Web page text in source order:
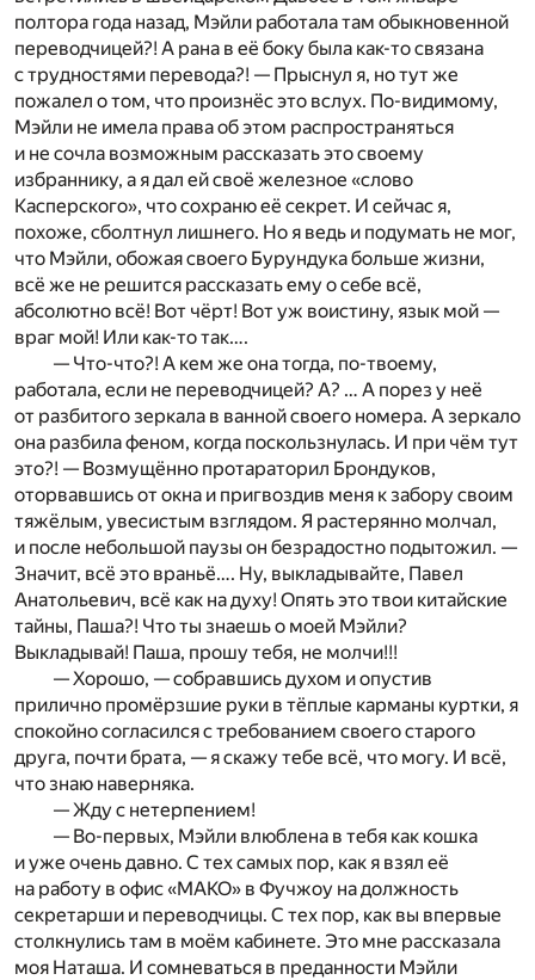
полтора года назад, Мэйли работала там обыкновенной
переводчицей?! А рана в её боку была как-то связана
с трудностями перевода?! — Прыснул я, но тут же
пожалел о том, что произнёс это вслух. По-видимому,
Мэйли не имела права об этом распространяться
и не сочла возможным рассказать это своему
избраннику, а я дал ей своё железное «слово
Касперского», что сохраню её секрет. И сейчас я,
похоже, сболтнул лишнего. Но я ведь и подумать не мог,
что Мэйли, обожая своего Бурундука больше жизни,
всё же не решится рассказать ему о себе всё,
абсолютно всё! Вот чёрт! Вот уж воистину, язык мой —
враг мой! Или как-то так….
— Что-что?! А кем же она тогда, по-твоему,
работала, если не переводчицей? А? … А порез у неё
от разбитого зеркала в ванной своего номера. А зеркало
она разбила феном, когда поскользнулась. И при чём тут
это?! — Возмущённо протараторил Брондуков,
оторвавшись от окна и пригвоздив меня к забору своим
тяжёлым, увесистым взглядом. Я растерянно молчал,
и после небольшой паузы он безрадостно подытожил. —
Значит, всё это враньё…. Ну, выкладывайте, Павел
Анатольевич, всё как на духу! Опять это твои китайские
тайны, Паша?! Что ты знаешь о моей Мэйли?
Выкладывай! Паша, прошу тебя, не молчи!!!
— Хорошо, — собравшись духом и опустив
прилично промёрзшие руки в тёплые карманы куртки, я
спокойно согласился с требованием своего старого
друга, почти брата, — я скажу тебе всё, что могу. И всё,
что знаю наверняка.
— Жду с нетерпением!
— Во-первых, Мэйли влюблена в тебя как кошка
и уже очень давно. С тех самых пор, как я взял её
на работу в офис «МАКО» в Фучжоу на должность
секретарши и переводчицы. С тех пор, как вы впервые
столкнулись там в моём кабинете. Это мне рассказала
моя Наташа. И сомневаться в преданности Мэйли